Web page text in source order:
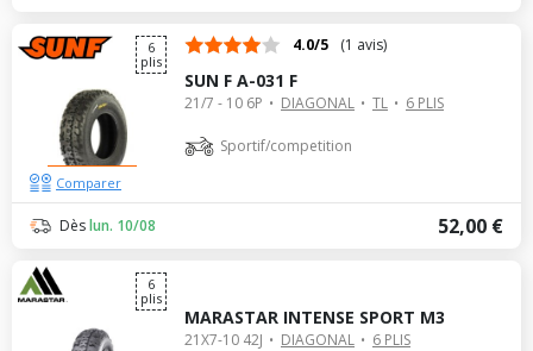
6
plis
4.0/5 (1 avis)
SUN F A-031 F
21/7 - 10 6P DIAGONAL TL 6 PLIS
Sportif/competition
52,00 €
Dèslun. 10/08
Comparer
6
plis
MARASTAR INTENSE SPORT M3
21X7-10 42J DIAGONAL 6 PLIS